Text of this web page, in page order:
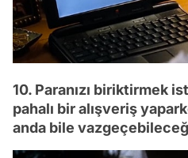
10. Paranızı biriktirmek
pahalı bir alışveriş
anda bile